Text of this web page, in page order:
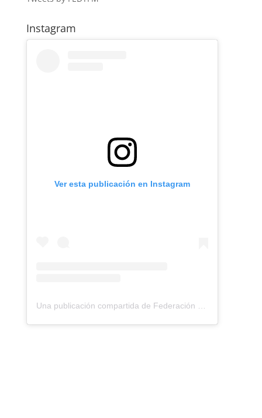
Instagram
Ver esta publicación en Instagram
Una publicación compartida de Federación Montañismo Tenerife (@federacion_montanismo_tenerife)